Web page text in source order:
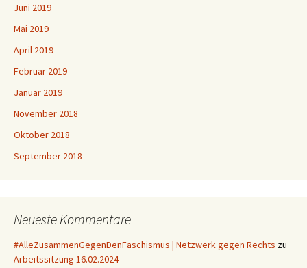
Juni 2019
Mai 2019
April 2019
Februar 2019
Januar 2019
November 2018
Oktober 2018
September 2018
Neueste Kommentare
#AlleZusammenGegenDenFaschismus | Netzwerk gegen Rechts zu
Arbeitssitzung 16.02.2024